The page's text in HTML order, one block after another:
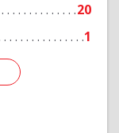
20
1
Подробнее